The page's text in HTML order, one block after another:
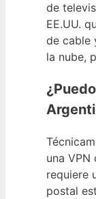
de
EE.UU.
de cable
la nube,
una VPN
requiere
postal